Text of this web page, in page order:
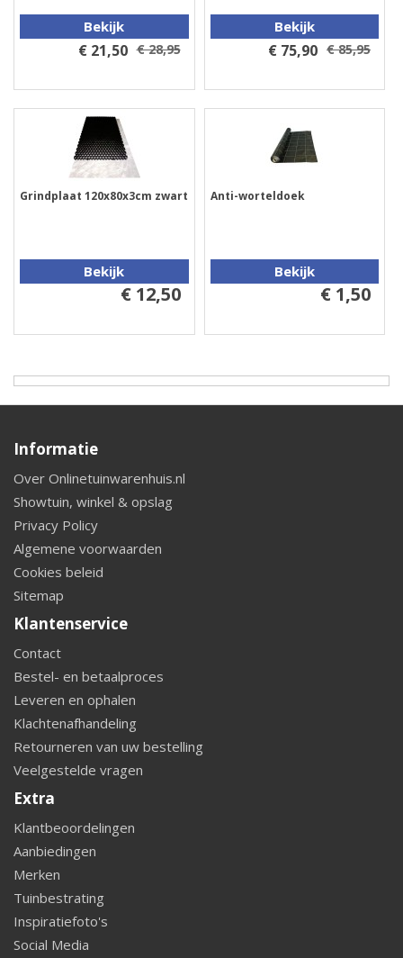
Bekijk
€ 21,50 € 28,95
Bekijk
€ 75,90 € 85,95
Grindplaat 120x80x3cm zwart
Bekijk
€ 12,50
Anti-worteldoek
Bekijk
€ 1,50
Informatie
Over Onlinetuinwarenhuis.nl
Showtuin, winkel & opslag
Privacy Policy
Algemene voorwaarden
Cookies beleid
Sitemap
Klantenservice
Contact
Bestel- en betaalproces
Leveren en ophalen
Klachtenafhandeling
Retourneren van uw bestelling
Veelgestelde vragen
Extra
Klantbeoordelingen
Aanbiedingen
Merken
Tuinbestrating
Inspiratiefoto's
Social Media